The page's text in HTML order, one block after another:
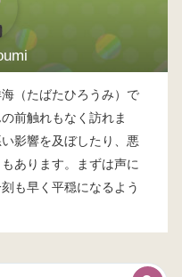
（たばたひろうみ）で
前触れもなく訪れま
影響を及ぼしたり、悪
あります。まずは声に
も早く平穏になるよう